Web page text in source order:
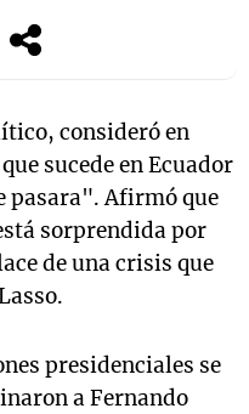
consideró en
sucede en Ecuador
pasara". Afirmó que
sorprendida por
de una crisis que
presidenciales se
a Fernando